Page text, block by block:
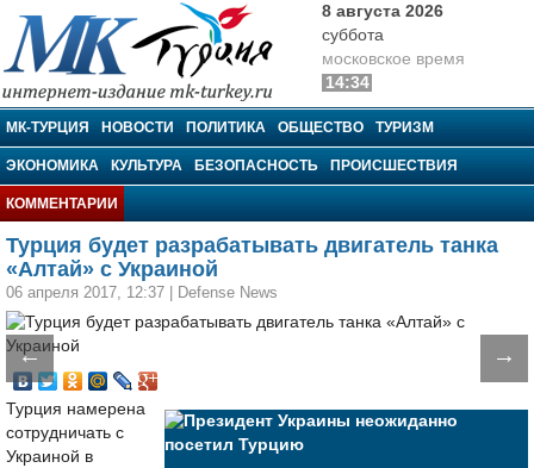
МК-Турция
8 августа 2026
суббота
московское время
14:34
МК-ТУРЦИЯ НОВОСТИ ПОЛИТИКА ОБЩЕСТВО ТУРИЗМ
ЭКОНОМИКА КУЛЬТУРА БЕЗОПАСНОСТЬ ПРОИСШЕСТВИЯ
КОММЕНТАРИИ
Турция будет разрабатывать двигатель танка
«Алтай» с Украиной
06 апреля 2017, 12:37 Defense News
← →
Турция намерена
сотрудничать с
Украиной в